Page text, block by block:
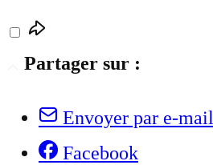
Partager sur :
Envoyer par e-mail
Facebook